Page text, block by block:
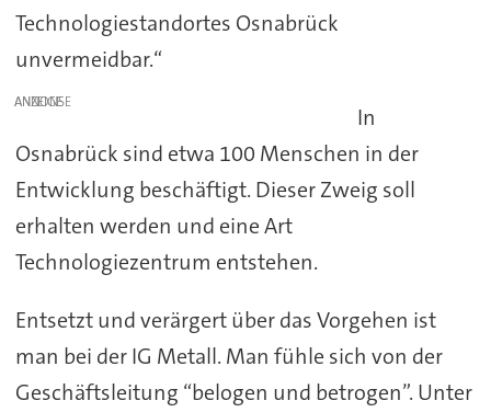
Technologiestandortes Osnabrück
unvermeidbar.“
ANZEIGE
In
Osnabrück sind etwa 100 Menschen in der
Entwicklung beschäftigt. Dieser Zweig soll
erhalten werden und eine Art
Technologiezentrum entstehen.
Entsetzt und verärgert über das Vorgehen ist
man bei der IG Metall. Man fühle sich von der
Geschäftsleitung “belogen und betrogen”. Unter